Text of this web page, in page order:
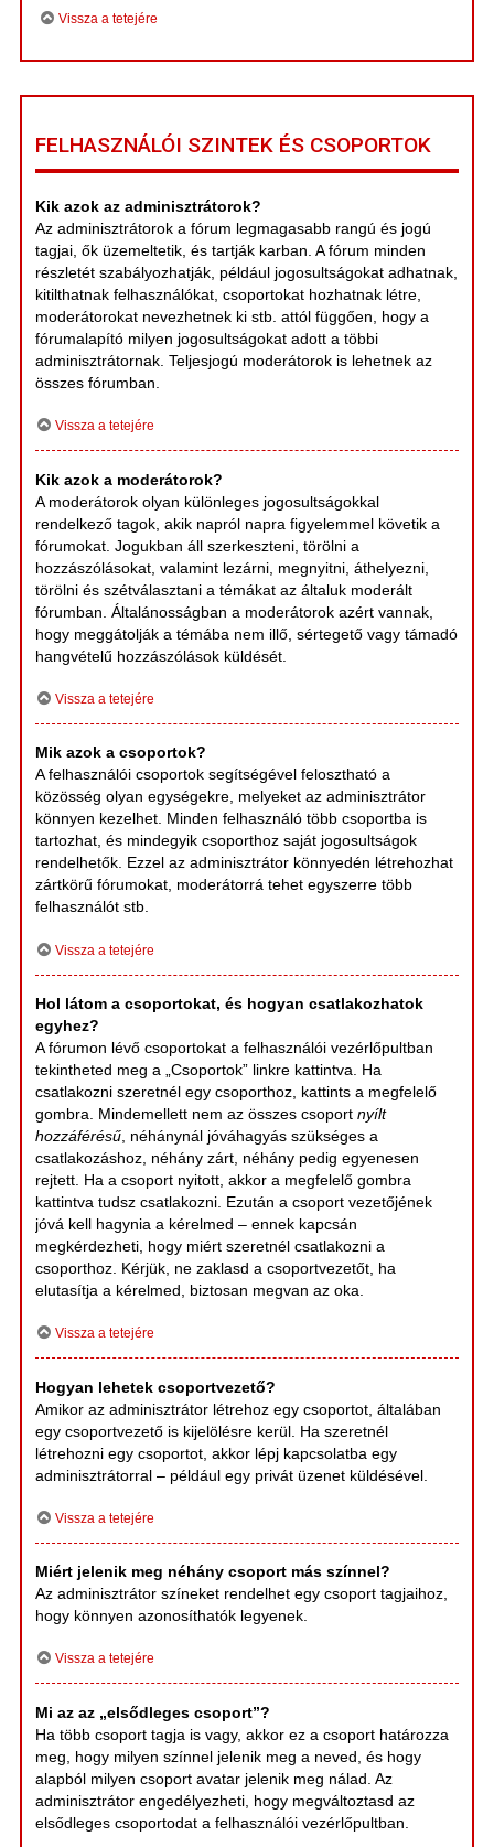
Vissza a tetejére
FELHASZNÁLÓI SZINTEK ÉS CSOPORTOK
Kik azok az adminisztrátorok?
Az adminisztrátorok a fórum legmagasabb rangú és jogú
tagjai, ők üzemeltetik, és tartják karban. A fórum minden
részletét szabályozhatják, például jogosultságokat adhatnak,
kitilthatnak felhasználókat, csoportokat hozhatnak létre,
moderátorokat nevezhetnek ki stb. attól függően, hogy a
fórumalapító milyen jogosultságokat adott a többi
adminisztrátornak. Teljesjogú moderátorok is lehetnek az
összes fórumban.
Vissza a tetejére
Kik azok a moderátorok?
A moderátorok olyan különleges jogosultságokkal
rendelkező tagok, akik napról napra figyelemmel követik a
fórumokat. Jogukban áll szerkeszteni, törölni a
hozzászólásokat, valamint lezárni, megnyitni, áthelyezni,
törölni és szétválasztani a témákat az általuk moderált
fórumban. Általánosságban a moderátorok azért vannak,
hogy meggátolják a témába nem illő, sértegető vagy támadó
hangvételű hozzászólások küldését.
Vissza a tetejére
Mik azok a csoportok?
A felhasználói csoportok segítségével felosztható a
közösség olyan egységekre, melyeket az adminisztrátor
könnyen kezelhet. Minden felhasználó több csoportba is
tartozhat, és mindegyik csoporthoz saját jogosultságok
rendelhetők. Ezzel az adminisztrátor könnyedén létrehozhat
zártkörű fórumokat, moderátorrá tehet egyszerre több
felhasználót stb.
Vissza a tetejére
Hol látom a csoportokat, és hogyan csatlakozhatok
egyhez?
A fórumon lévő csoportokat a felhasználói vezérlőpultban
tekintheted meg a „Csoportok” linkre kattintva. Ha
csatlakozni szeretnél egy csoporthoz, kattints a megfelelő
gombra. Mindemellett nem az összes csoport nyílt
hozzáférésű, néhánynál jóváhagyás szükséges a
csatlakozáshoz, néhány zárt, néhány pedig egyenesen
rejtett. Ha a csoport nyitott, akkor a megfelelő gombra
kattintva tudsz csatlakozni. Ezután a csoport vezetőjének
jóvá kell hagynia a kérelmed – ennek kapcsán
megkérdezheti, hogy miért szeretnél csatlakozni a
csoporthoz. Kérjük, ne zaklasd a csoportvezetőt, ha
elutasítja a kérelmed, biztosan megvan az oka.
Vissza a tetejére
Hogyan lehetek csoportvezető?
Amikor az adminisztrátor létrehoz egy csoportot, általában
egy csoportvezető is kijelölésre kerül. Ha szeretnél
létrehozni egy csoportot, akkor lépj kapcsolatba egy
adminisztrátorral – például egy privát üzenet küldésével.
Vissza a tetejére
Miért jelenik meg néhány csoport más színnel?
Az adminisztrátor színeket rendelhet egy csoport tagjaihoz,
hogy könnyen azonosíthatók legyenek.
Vissza a tetejére
Mi az az „elsődleges csoport”?
Ha több csoport tagja is vagy, akkor ez a csoport határozza
meg, hogy milyen színnel jelenik meg a neved, és hogy
alapból milyen csoport avatar jelenik meg nálad. Az
adminisztrátor engedélyezheti, hogy megváltoztasd az
elsődleges csoportodat a felhasználói vezérlőpultban.